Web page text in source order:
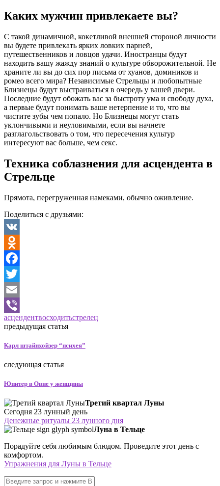
Каких мужчин привлекаете вы?
С такой динамичной, кокетливой внешней стороной личности
вы будете привлекать ярких ловких парней,
путешественников и ловцов удачи. Иностранцы будут
находить вашу жажду знаний о культуре обворожительной. Не
храните ли вы до сих пор письма от хуанов, домиников и
ромео всего мира? Независимые Стрельцы и любопытные
Близнецы будут выстраиваться в очередь у вашей двери.
Последние будут обожать вас за быстроту ума и свободу духа,
а первые будут понимать ваше нетерпение и то, что вы
чистите зубы чем попало. Но Близнецы могут стать
уклончивыми и неуловимыми, если вы начнете
разглагольствовать о том, что пересечения культур
интересуют вас больше, чем секс.
Техника соблазнения для асцендента в
Стрельце
Прямота, перегруженная намеками, обычно оживление.
Поделиться с друзьями:
VK
Odnoklassniki
Facebook
Twitter
Email
Viber
асцендентвосходитьстрелец
предыдущая статья
Карл штайнхойзер “психея”
следующая статья
Юпитер в Овне у женщины
Третий квартал Луны
Сегодня 23 лунный день
Денежные ритуалы 23 лунного дня
Луна в Тельце
Порадуйте себя любимым блюдом. Проведите этот день с
комфортом.
Упражнения для Луны в Тельце